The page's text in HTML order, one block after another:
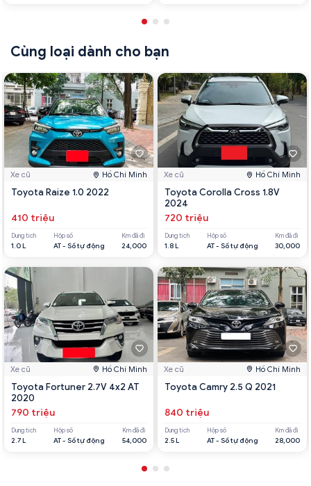
Cùng loại dành cho bạn
Xe cũ Hồ Chí Minh
Toyota Raize 1.0 2022
410 triệu
Dung tích
1.0 L
Hộp số
AT - Số tự động
Km đã đi
24,000
Xe cũ Hồ Chí Minh
Toyota Fortuner 2.7V 4x2 AT
2020
790 triệu
Dung tích
2.7 L
Hộp số
AT - Số tự động
Km đã đi
54,000
Xe cũ Hồ Chí Minh
Toyota Corolla Cross 1.8V
2024
720 triệu
Dung tích
1.8 L
Hộp số
AT - Số tự động
Km đã đi
30,000
Xe cũ Hồ Chí Minh
Toyota Camry 2.5 Q 2021
840 triệu
Dung tích
2.5 L
Hộp số
AT - Số tự động
Km đã đi
28,000